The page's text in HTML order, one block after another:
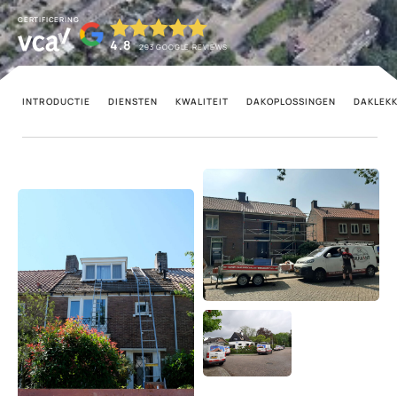
CERTIFICERING
4.8 293GOOGLE REVIEWS
INTRODUCTIE DIENSTEN KWALITEIT DAKOPLOSSINGEN